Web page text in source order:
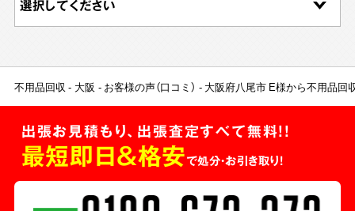
不用品回収 大阪 お客様の声（口コミ） 大阪府八尾市 E様から不用品回
出張お見積もり、出張査定すべて無料!!
最短即日＆格安で処分・お引き取り！